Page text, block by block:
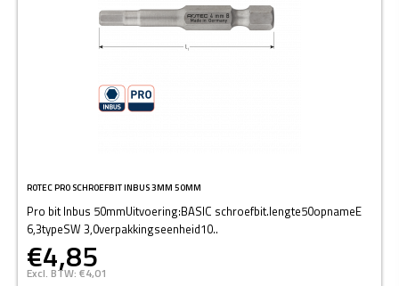
ROTEC PRO SCHROEFBIT INBUS 3MM 50MM
Pro bit Inbus 50mmUitvoering:BASIC schroefbit.lengte50opnameE
6,3typeSW 3,0verpakkingseenheid10..
€4,85
Excl. BTW: €4,01